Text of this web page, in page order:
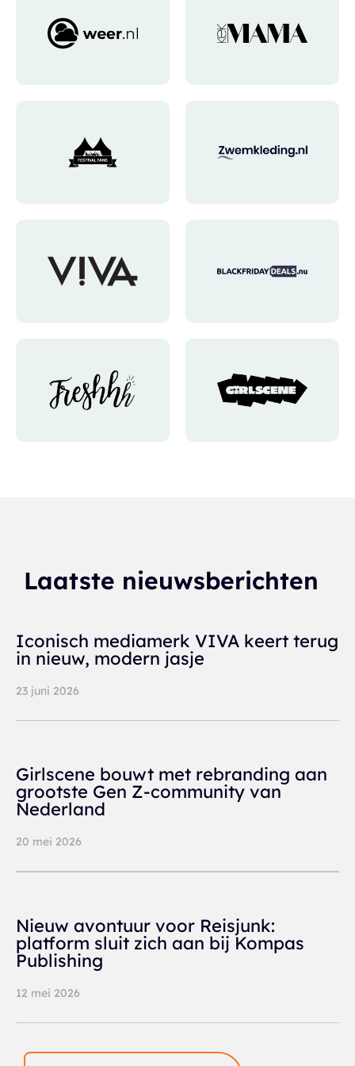
Laatste nieuwsberichten
Iconisch mediamerk VIVA keert terug
in nieuw, modern jasje
23 juni 2026
Girlscene bouwt met rebranding aan
grootste Gen Z-community van
Nederland
20 mei 2026
Nieuw avontuur voor Reisjunk:
platform sluit zich aan bij Kompas
Publishing
12 mei 2026